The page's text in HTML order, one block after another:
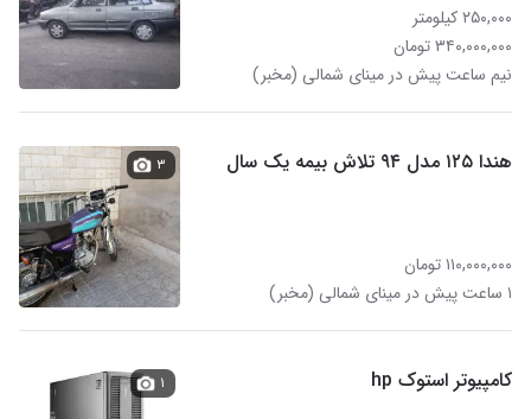
۲۵۰,۰۰۰ کیلومتر
۳۴۰,۰۰۰,۰۰۰ تومان
نیم ساعت پیش در مینای شمالی (مخبر)
هندا ۱۲۵ مدل ۹۴ تلاش بیمه یک سال
۱۱۰,۰۰۰,۰۰۰ تومان
۱ ساعت پیش در مینای شمالی (مخبر)
۳
کامپیوتر استوک hp ۱